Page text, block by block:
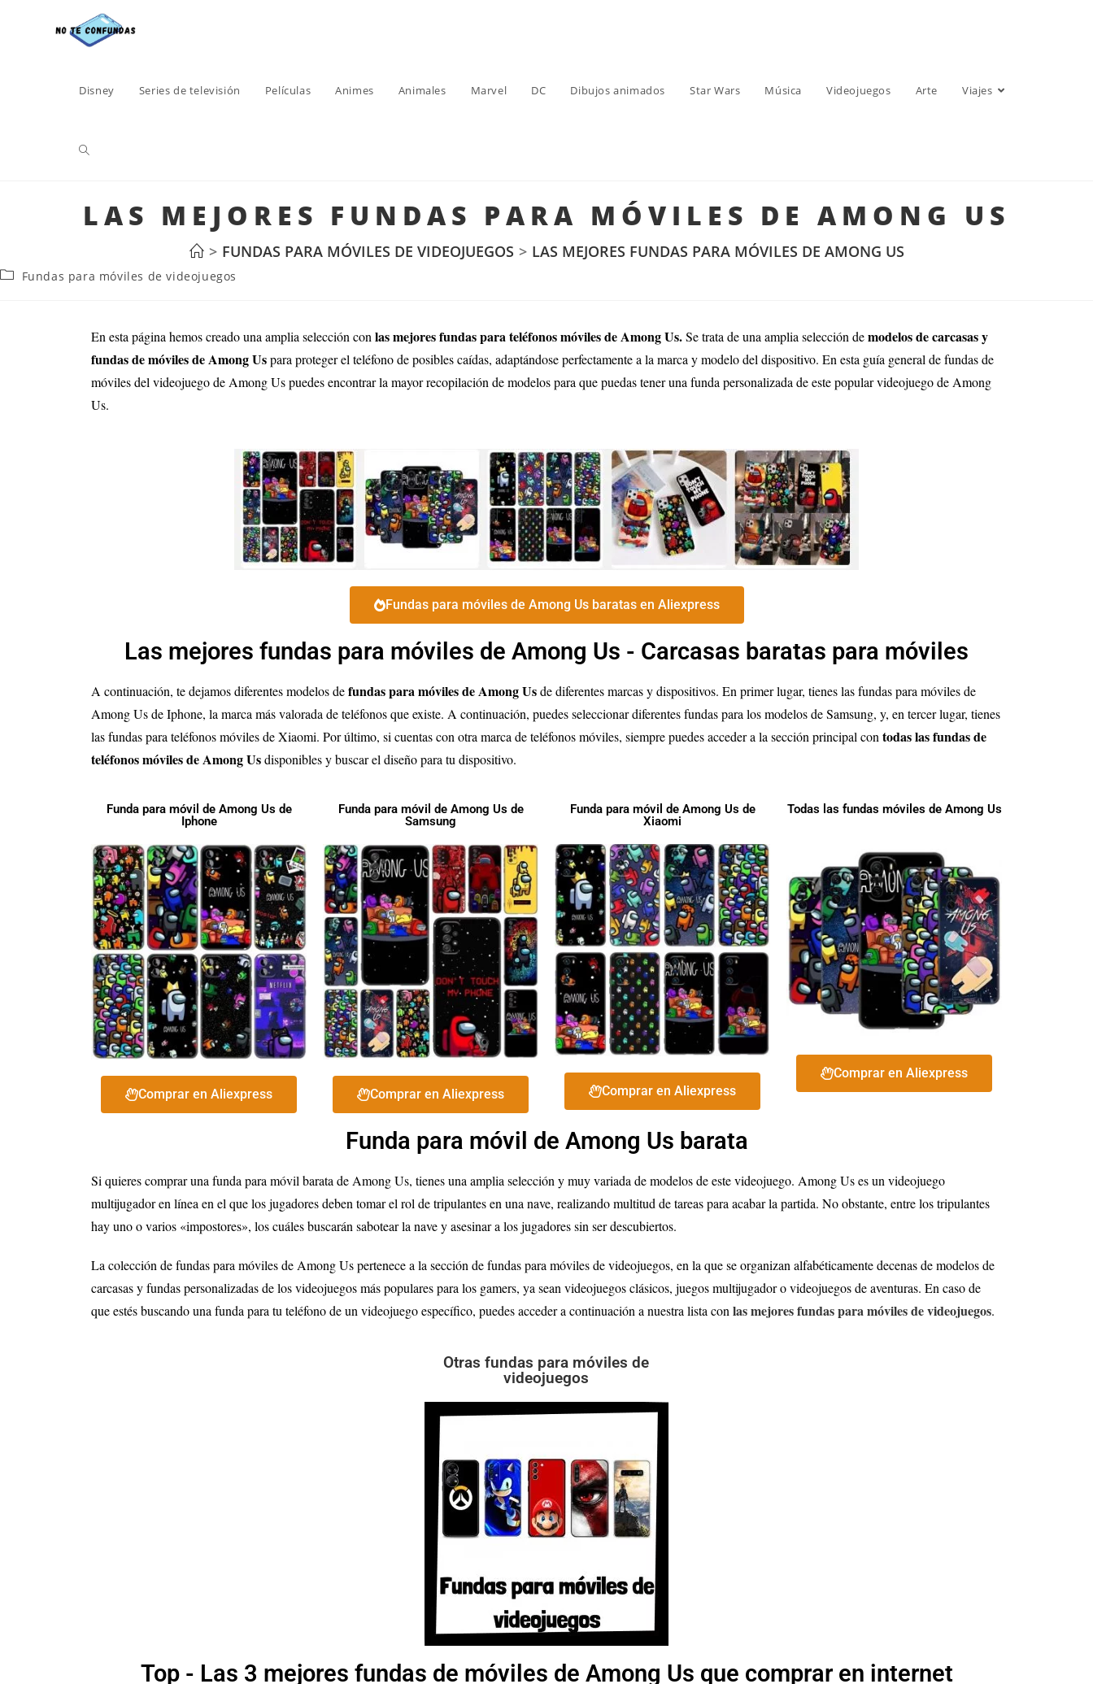
Disney Series de televisión Películas Animes Animales Marvel DC Dibujos animados Star Wars Música Videojuegos Arte Viajes
LAS MEJORES FUNDAS PARA MÓVILES DE AMONG US
> FUNDAS PARA MÓVILES DE VIDEOJUEGOS > LAS MEJORES FUNDAS PARA MÓVILES DE AMONG US
Fundas para móviles de videojuegos
En esta página hemos creado una amplia selección con las mejores fundas para teléfonos móviles de Among Us.Se trata de una amplia selección demodelos de carcasas y
fundas de móviles de Among Uspara proteger el teléfono de posibles caídas, adaptándose perfectamente a la marca y modelo del dispositivo. En esta guía general de fundas de
móviles del videojuego de Among Us puedes encontrar la mayor recopilación de modelos para que puedas tener una funda personalizada de este popular videojuego de Among
Us.
Fundas para móviles de Among Us baratas en Aliexpress
Las mejores fundas para móviles de Among Us - Carcasas baratas para móviles
A continuación, te dejamos diferentes modelos defundas para móviles de Among Usde diferentes marcas y dispositivos. En primer lugar, tienes las fundas para móviles de
Among Us de Iphone, la marca más valorada de teléfonos que existe. A continuación, puedes seleccionar diferentes fundas para los modelos de Samsung, y, en tercer lugar, tienes
las fundas para teléfonos móviles de Xiaomi. Por último, si cuentas con otra marca de teléfonos móviles, siempre puedes acceder a la sección principal con todas las fundas de
teléfonos móviles de Among Usdisponibles y buscar el diseño para tu dispositivo.
Funda para móvil de Among Us de
Iphone
Comprar en Aliexpress
Funda para móvil de Among Us de
Samsung
Comprar en Aliexpress
Funda para móvil de Among Us de
Xiaomi
Comprar en Aliexpress
Todas las fundas móviles de Among Us
Comprar en Aliexpress
Funda para móvil de Among Us barata
Si quieres comprar una funda para móvil barata de Among Us, tienes una amplia selección y muy variada de modelos de este videojuego. Among Us es un videojuego
multijugador en línea en el que los jugadores deben tomar el rol de tripulantes en una nave, realizando multitud de tareas para acabar la partida. No obstante, entre los tripulantes
hay uno o varios «impostores», los cuáles buscarán sabotear la nave y asesinar a los jugadores sin ser descubiertos.
La colección de fundas para móviles de Among Us pertenece a la sección de fundas para móviles de videojuegos, en la que se organizan alfabéticamente decenas de modelos de
carcasas y fundas personalizadas de los videojuegos más populares para los gamers, ya sean videojuegos clásicos, juegos multijugador o videojuegos de aventuras. En caso de
que estés buscando una funda para tu teléfono de un videojuego específico, puedes acceder a continuación a nuestra lista con las mejores fundas para móviles de videojuegos.
Otras fundas para móviles de
videojuegos
Top - Las 3 mejores fundas de móviles de Among Us que comprar en internet